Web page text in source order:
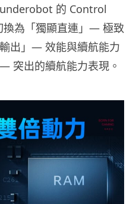
的 Control
換為「獨顯直連」— 極致
出」— 效能與續航能力
突出的續航能力表現。